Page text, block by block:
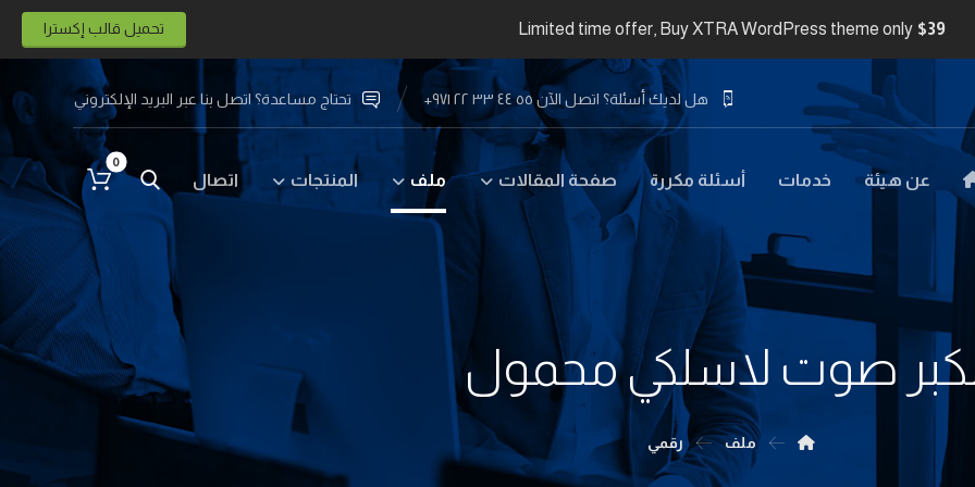
Limited time offer, Buy XTRA WordPress theme only $39 تحميل قالب إكسترا
تحتاج مساعدة؟ اتصل بنا عبر البريد الإلكتروني هل لديك أسئلة؟ اتصل الآن ٥٥ ٤٤ ٣٣ ٢٢ ٩٧١+
عن هيئة خدمات أسئلة مكررة صفحة المقالات ملف المنتجات اتصال
صوت لاسلكي محمول
ملف رقمي